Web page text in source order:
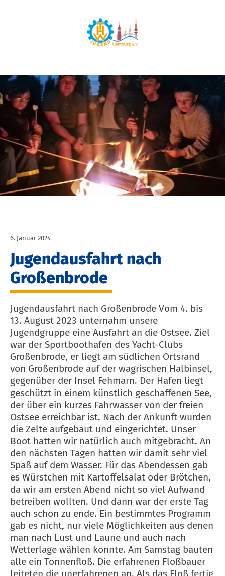
6. Januar 2024
Jugendausfahrt nach
Großenbrode
Jugendausfahrt nach Großenbrode Vom 4. bis
13. August 2023 unternahm unsere
Jugendgruppe eine Ausfahrt an die Ostsee. Ziel
war der Sportboothafen des Yacht-Clubs
Großenbrode, er liegt am südlichen Ortsrand
von Großenbrode auf der wagrischen Halbinsel,
gegenüber der Insel Fehmarn. Der Hafen liegt
geschützt in einem künstlich geschaffenen See,
der über ein kurzes Fahrwasser von der freien
Ostsee erreichbar ist. Nach der Ankunft wurden
die Zelte aufgebaut und eingerichtet. Unser
Boot hatten wir natürlich auch mitgebracht. An
den nächsten Tagen hatten wir damit sehr viel
Spaß auf dem Wasser. Für das Abendessen gab
es Würstchen mit Kartoffelsalat oder Brötchen,
da wir am ersten Abend nicht so viel Aufwand
betreiben wollten. Und dann war der erste Tag
auch schon zu ende. Ein bestimmtes Programm
gab es nicht, nur viele Möglichkeiten aus denen
man nach Lust und Laune und auch nach
Wetterlage wählen konnte. Am Samstag bauten
alle ein Tonnenfloß. Die erfahrenen Floßbauer